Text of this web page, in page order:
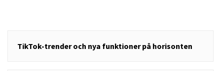
TikTok-trender och nya funktioner på horisonten